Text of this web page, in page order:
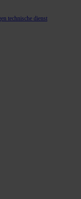
technische dienst